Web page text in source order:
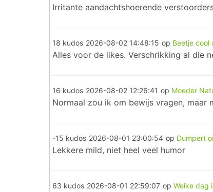
Irritante aandachtshoerende
18 kudos 2026-08-02 14:48:15 op Beetje cool
Alles voor de likes. Verschrikking al die
16 kudos 2026-08-02 12:26:41 op Moeder
Normaal zou ik om bewijs vragen,
-15 kudos 2026-08-01 23:00:54 op Dumpert
Lekkere mild, niet heel veel humor
63 kudos 2026-08-01 22:59:07 op Welke dag